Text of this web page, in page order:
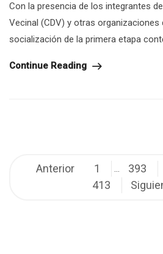
Con la presencia de los integrantes
Vecinal (CDV) y otras
socialización de la primera etapa
Continue Reading
Navegación
Anterior 1 … 393
413